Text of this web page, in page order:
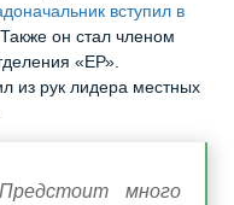
вступил в
он стал членом
«ЕР».
из рук лидера местных
много